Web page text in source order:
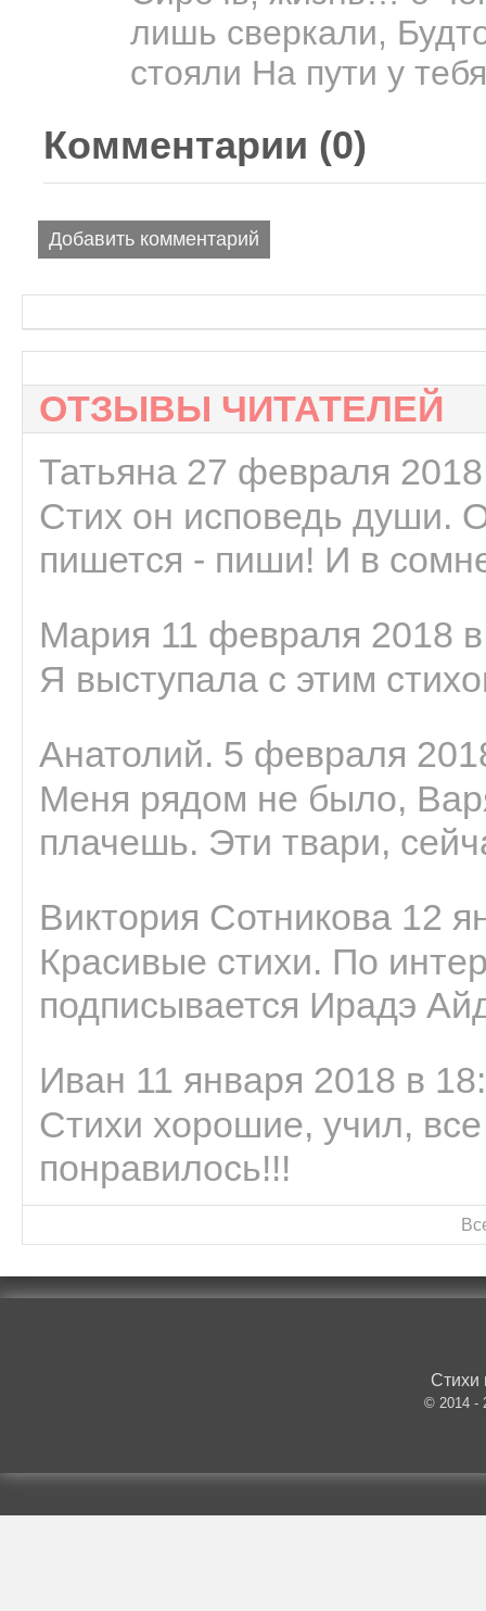
лишь сверкали,
стояли На пути у
Комментарии (0)
Добавить комментарий
ОТЗЫВЫ ЧИТАТЕЛЕЙ
Татьяна 27 февраля
Стих он исповедь души.
пишется - пиши! И в
Мария 11 февраля 2018
Я выступала с этим
Анатолий. 5 февраля
Меня рядом не было,
плачешь. Эти твари,
Виктория Сотникова 12
Красивые стихи. По
подписывается Ирадэ
Иван 11 января 2018 в
Стихи хорошие, учил,
понравилось!!!
Стихи
© 2014 -